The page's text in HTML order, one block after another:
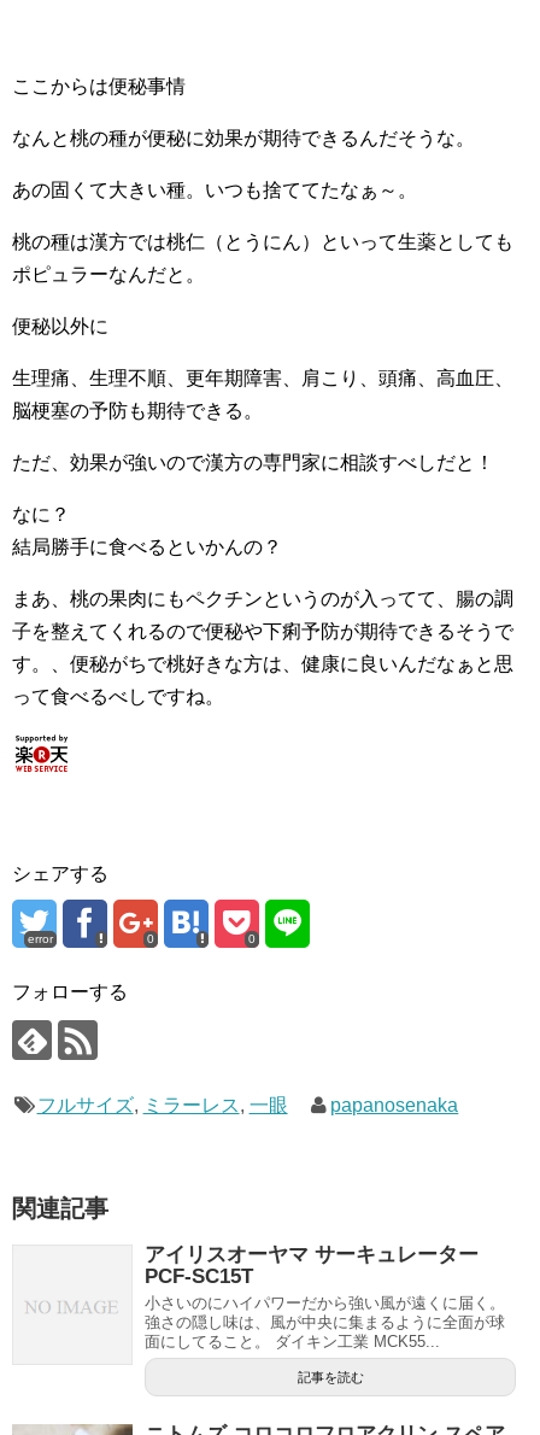
ここからは便秘事情
なんと桃の種が便秘に効果が期待できるんだそうな。
あの固くて大きい種。いつも捨ててたなぁ～。
桃の種は漢方では桃仁（とうにん）といって生薬としても
ポピュラーなんだと。
便秘以外に
生理痛、生理不順、更年期障害、肩こり、頭痛、高血圧、
脳梗塞の予防も期待できる。
ただ、効果が強いので漢方の専門家に相談すべしだと！
なに？
結局勝手に食べるといかんの？
まあ、桃の果肉にもペクチンというのが入ってて、腸の調
子を整えてくれるので便秘や下痢予防が期待できるそうで
す。、便秘がちで桃好きな方は、健康に良いんだなぁと思
って食べるべしですね。
シェアする
error 0 0
フォローする
フルサイズ, ミラーレス, 一眼 papanosenaka
関連記事
アイリスオーヤマ サーキュレーター
PCF-SC15T
小さいのにハイパワーだから強い風が遠くに届く。
強さの隠し味は、風が中央に集まるように全面が球
面にしてること。 ダイキン工業 MCK55...
記事を読む